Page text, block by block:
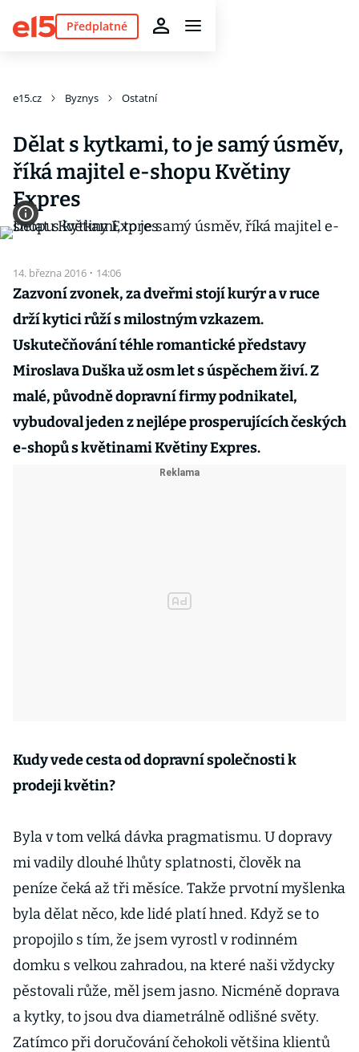
Předplatné
e15.cz Byznys Ostatní
Dělat s kytkami, to je samý úsměv,
říká majitel e-shopu Květiny
Expres
14. března 2016 · 14:06
Zazvoní zvonek, za dveřmi stojí kurýr a v ruce
drží kytici růží s milostným vzkazem.
Uskutečňování téhle romantické představy
Miroslava Duška už osm let s úspěchem živí. Z
malé, původně dopravní firmy podnikatel,
vybudoval jeden z nejlépe prosperujících českých
e-shopů s květinami Květiny Expres.
Kudy vede cesta od dopravní společnosti k
prodeji květin?
Byla v tom velká dávka pragmatismu. U dopravy
mi vadily dlouhé lhůty splatnosti, člověk na
peníze čeká až tři měsíce. Takže prvotní myšlenka
byla dělat něco, kde lidé platí hned. Když se to
propojilo s tím, že jsem vyrostl v rodinném
domku s velkou zahradou, na které naši vždycky
pěstovali růže, měl jsem jasno. Nicméně doprava
a kytky, to jsou dva diametrálně odlišné světy.
Zatímco při doručování čehokoli většina klientů